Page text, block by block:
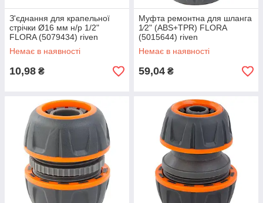
З'єднання для крапельної
стрічки Ø16 мм н/р 1/2"
FLORA (5079434) riven
Немає в наявності
10,98 ₴
Муфта ремонтна для шланга
1⁄2" (ABS+TPR) FLORA
(5015644) riven
Немає в наявності
59,04 ₴